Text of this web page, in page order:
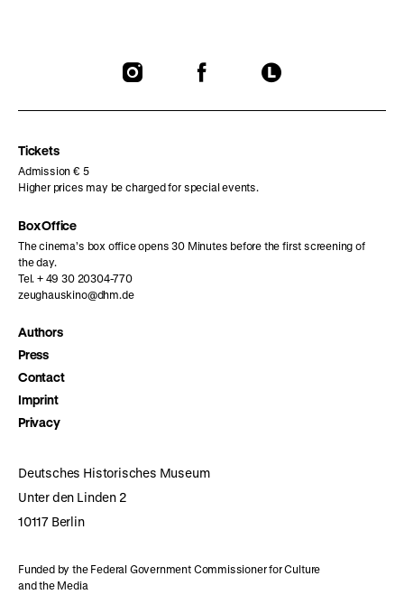
To
To
To
Tickets
Admission € 5
Higher prices may be charged for special events.
Box Office
The cinema’s box office opens 30 Minutes before the first screening of
the day.
Tel. + 49 30 20304-770
zeughauskino@dhm.de
Authors
Press
Contact
Imprint
Privacy
Deutsches Historisches Museum
Unter den Linden 2
10117 Berlin
Funded by the Federal Government Commissioner for Culture
and the Media